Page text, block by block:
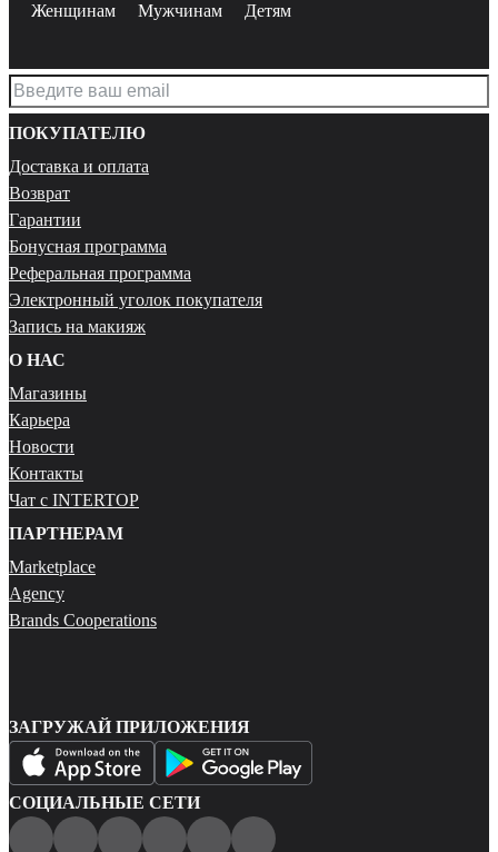
Женщинам Мужчинам Детям
ПОКУПАТЕЛЮ
Доставка и оплата
Возврат
Гарантии
Бонусная программа
Реферальная программа
Электронный уголок покупателя
Запись на макияж
О НАС
Магазины
Карьера
Новости
Контакты
Чат с INTERTOP
ПАРТНЕРАМ
Marketplace
Agency
Brands Cooperations
ЗАГРУЖАЙ ПРИЛОЖЕНИЯ
СОЦИАЛЬНЫЕ СЕТИ